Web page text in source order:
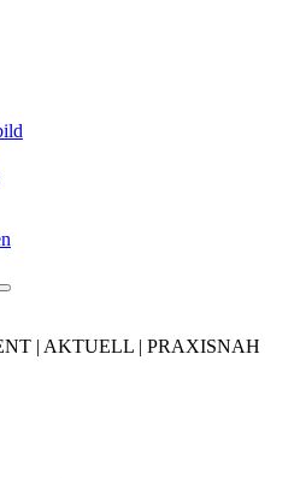
| AKTUELL | PRAXISNAH